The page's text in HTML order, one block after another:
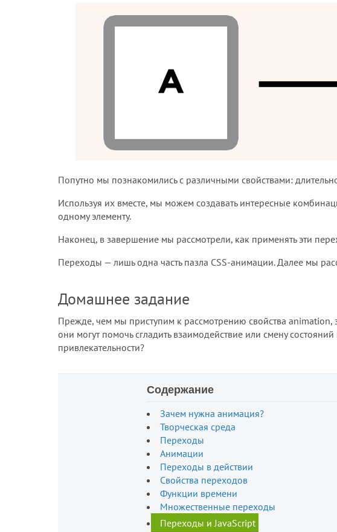
Попутно мы познакомились с различными свойствами:
Используя их вместе, мы можем создавать интересные
одному элементу.
Наконец, в завершение мы рассмотрели, как применять эти
Переходы — лишь одна часть пазла CSS-анимации. Далее мы
Домашнее задание
Прежде, чем мы приступим к рассмотрению свойства animation,
они могут помочь сгладить взаимодействие или смену
привлекательности?
Содержание
Зачем нужна анимация?
Творческая среда
Переходы
Анимации
Переходы в действии
Свойства переходов
Функции времени
Множественные переходы
Переходы и JavaScript